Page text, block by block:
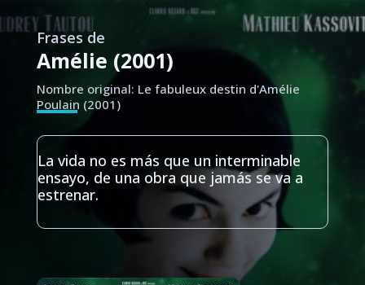
Frases de
Amélie (2001)
Nombre original: Le fabuleux destin d'Amélie
Poulain (2001)
La vida no es más que un interminable
ensayo, de una obra que jamás se va a
estrenar.